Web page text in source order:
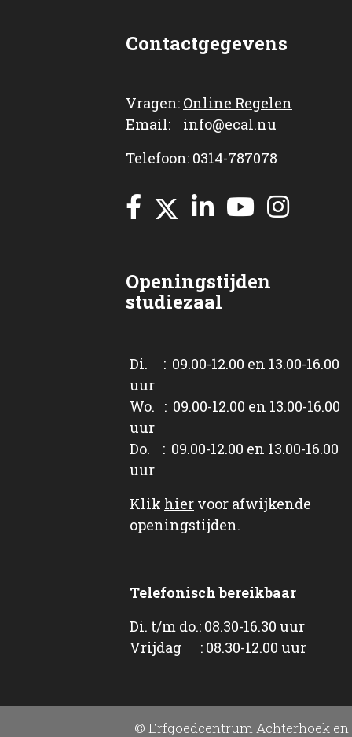
Contactgegevens
Vragen: Online Regelen
Email: info@ecal.nu
Telefoon: 0314-787078
Openingstijden
studiezaal
Di. : 09.00-12.00 en 13.00-16.00
uur
Wo. : 09.00-12.00 en 13.00-16.00
uur
Do. : 09.00-12.00 en 13.00-16.00
uur
Klik hier voor afwijkende
openingstijden.
Telefonisch bereikbaar
Di. t/m do.: 08.30-16.30 uur
Vrijdag : 08.30-12.00 uur
© Erfgoedcentrum Achterhoek en